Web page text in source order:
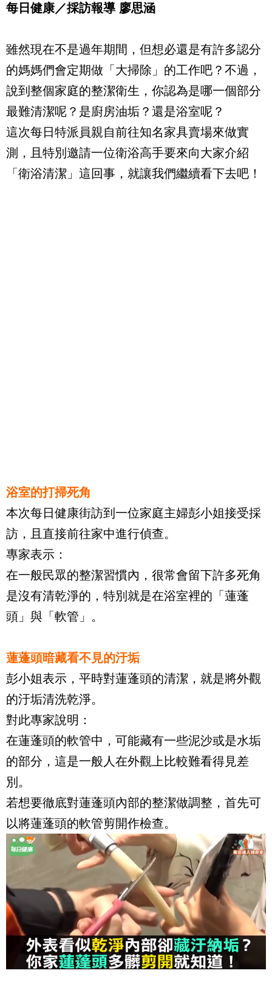
每日健康／採訪報導 廖思涵
雖然現在不是過年期間，但想必還是有許多認分
的媽媽們會定期做「大掃除」的工作吧？不過，
說到整個家庭的整潔衛生，你認為是哪一個部分
最難清潔呢？是廚房油垢？還是浴室呢？
這次每日特派員親自前往知名家具賣場來做實
測，且特別邀請一位衛浴高手要來向大家介紹
「衛浴清潔」這回事，就讓我們繼續看下去吧！
浴室的打掃死角
本次每日健康街訪到一位家庭主婦彭小姐接受採
訪，且直接前往家中進行偵查。
專家表示：
在一般民眾的整潔習慣內，很常會留下許多死角
是沒有清乾淨的，特別就是在浴室裡的「蓮蓬
頭」與「軟管」。
蓮蓬頭暗藏看不見的汙垢
彭小姐表示，平時對蓮蓬頭的清潔，就是將外觀
的汙垢清洗乾淨。
對此專家說明：
在蓮蓬頭的軟管中，可能藏有一些泥沙或是水垢
的部分，這是一般人在外觀上比較難看得見差
別。
若想要徹底對蓮蓬頭內部的整潔做調整，首先可
以將蓮蓬頭的軟管剪開作檢查。